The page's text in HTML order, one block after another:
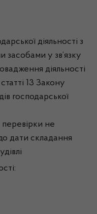
діяльності з
засобами у зв’язку
діяльності
13 Закону
господарської
перевірки не
дати складання